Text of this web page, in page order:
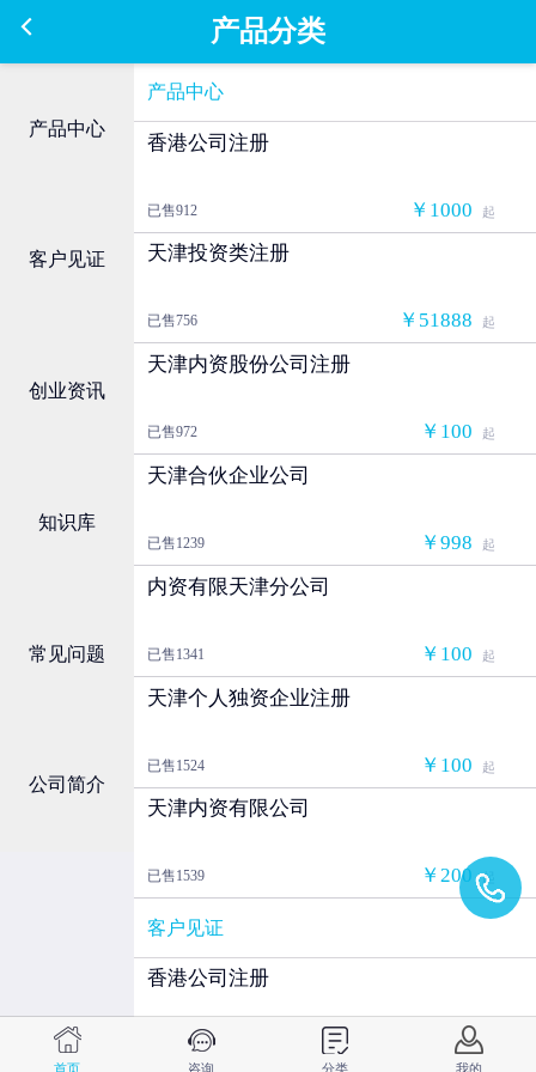
产品分类
首页 咨询 分类 我的
产品中心
客户见证
创业资讯
知识库
常见问题
公司简介
产品中心
香港公司注册
已售912 ￥1000 起
天津投资类注册
已售756 ￥51888 起
天津内资股份公司注册
已售972 ￥100 起
天津合伙企业公司
已售1239 ￥998 起
内资有限天津分公司
已售1341 ￥100 起
天津个人独资企业注册
已售1524 ￥100 起
天津内资有限公司
已售1539 ￥200 起
客户见证
香港公司注册
已售912 ￥1000 起